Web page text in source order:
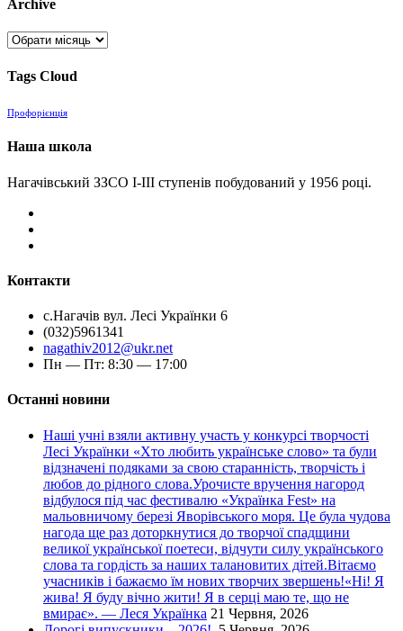
Archive
Archive
Tags Cloud
Профорієнція
Наша школа
Нагачівський ЗЗСО І-ІІІ ступенів побудований у 1956 році.
Контакти
с.Нагачів вул. Лесі Українки 6
(032)5961341
nagathiv2012@ukr.net
Пн — Пт: 8:30 — 17:00
Останні новини
Наші учні взяли активну участь у конкурсі творчості
Лесі Українки «Хто любить українське слово» та були
відзначені подяками за свою старанність, творчість і
любов до рідного слова.Урочисте вручення нагород
відбулося під час фестивалю «Українка Fest» на
мальовничому березі Яворівського моря. Це була чудова
нагода ще раз доторкнутися до творчої спадщини
великої української поетеси, відчути силу українського
слова та гордість за наших талановитих дітей.Вітаємо
учасників і бажаємо їм нових творчих звершень!«Ні! Я
жива! Я буду вічно жити! Я в серці маю те, що не
вмирає». — Леся Українка 21 Червня, 2026